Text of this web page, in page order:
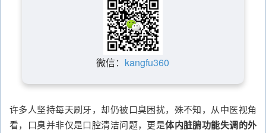
微信： kangfu360
许多人坚持每天刷牙，却仍被口臭困扰，殊不知，从中医视角
看，口臭并非仅是口腔清洁问题，更是体内脏腑功能失调的外